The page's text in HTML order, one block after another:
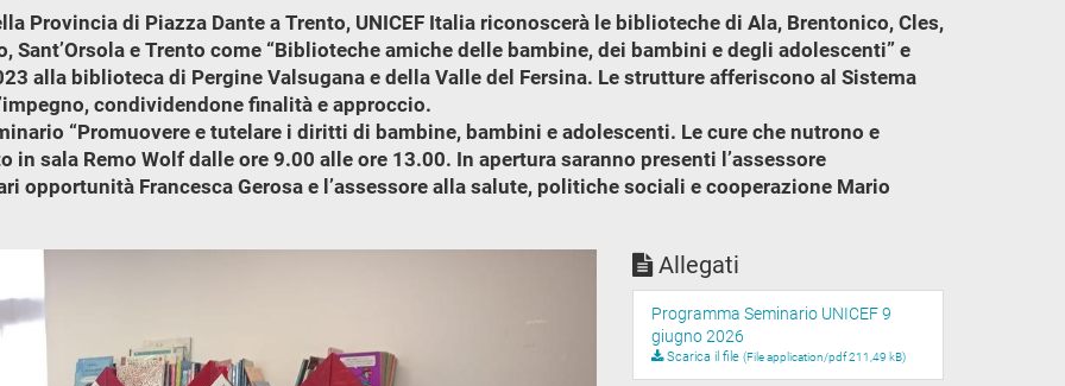
Provincia di Piazza Dante a Trento, UNICEF Italia riconoscerà le biblioteche di Ala, Brentonico, Cles,
Sant’Orsola e Trento come “Biblioteche amiche delle bambine, dei bambini e degli adolescenti” e
alla biblioteca di Pergine Valsugana e della Valle del Fersina. Le strutture afferiscono al Sistema
condividendone finalità e approccio.
“Promuovere e tutelare i diritti di bambine, bambini e adolescenti. Le cure che nutrono e
sala Remo Wolf dalle ore 9.00 alle ore 13.00. In apertura saranno presenti l’assessore
opportunità Francesca Gerosa e l’assessore alla salute, politiche sociali e cooperazione Mario
Allegati
Programma Seminario UNICEF 9
giugno 2026
Scarica il file (File application/pdf 211,49 kB)